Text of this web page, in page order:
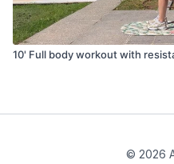
10' Full body workout with
© 2026